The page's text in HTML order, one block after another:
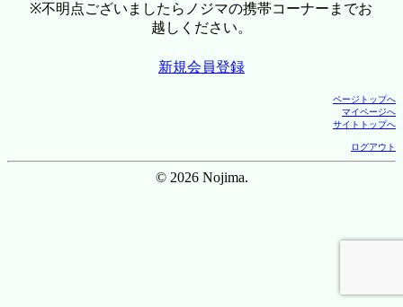
※不明点ございましたらノジマの携帯コーナーまでお
越しください。
新規会員登録
ページトップへ
マイページへ
サイトトップへ
ログアウト
© 2026 Nojima.